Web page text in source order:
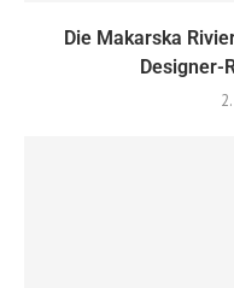
Die Makarska
Designer-